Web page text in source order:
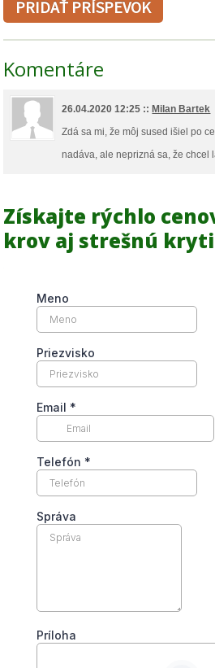
Komentáre
26.04.2020 12:25 :: Milan Bartek
Zdá sa mi, že môj sused išiel po
nadáva, ale neprizná sa, že chcel
Získajte rýchlo
krov aj strešnú